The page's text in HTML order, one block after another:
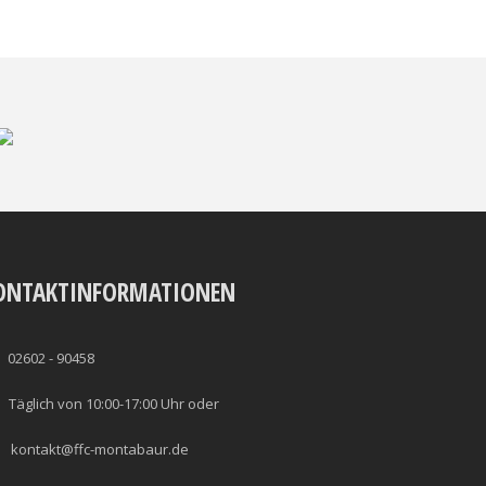
02602 - 90458
Täglich von 10:00-17:00 Uhr oder
kontakt@ffc-montabaur.de